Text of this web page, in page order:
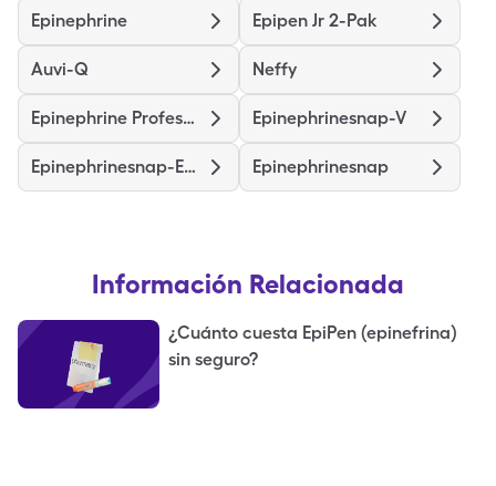
Epinephrine Epipen Jr 2-Pak
Auvi-Q Neffy
Epinephrine Professional Epinephrinesnap-V
Epinephrinesnap-Ems Epinephrinesnap
Información Relacionada
¿Cuánto cuesta EpiPen (epinefrina)
sin seguro?